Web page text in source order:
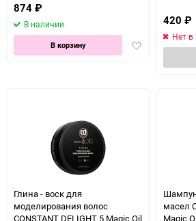
874 ₽
В наличии
Добавить
избранное
В корзину
420 ₽
Нет в
Глина - воск для
моделирования волос
CONSTANT DELIGHT 5 Magic Oil
масел
Magic